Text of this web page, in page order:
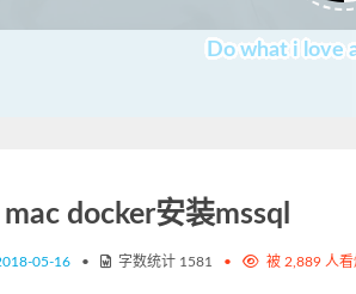
Do what i love
mac docker安装mssql
05-16 • 字数统计 1581 • 被 2,889 人看